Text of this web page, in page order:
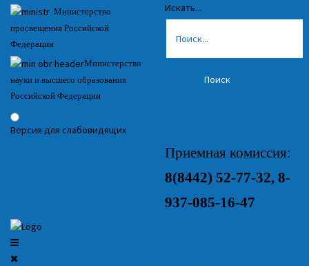
Министерство
просвещения Российской
Федерации
Министерство
науки и высшего образования
Российской Федерации
Версия для слабовидящих
Искать...
Поиск
Приемная комиссия:
8(8442) 52-77-32, 8-
937-085-16-47